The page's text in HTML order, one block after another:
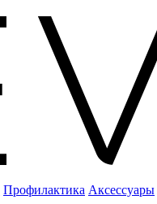
Профилактика Аксессуары